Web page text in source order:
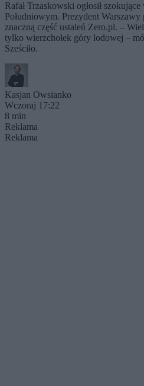
Rafał Trzaskowski ogłosił
Południowym. Prezydent Warszawy
znaczną część ustaleń Zero.pl. –
tylko wierzchołek góry lodowej –
Sześciło.
Kasjan Owsianko
Wczoraj 17:22
8 min
Reklama
Reklama